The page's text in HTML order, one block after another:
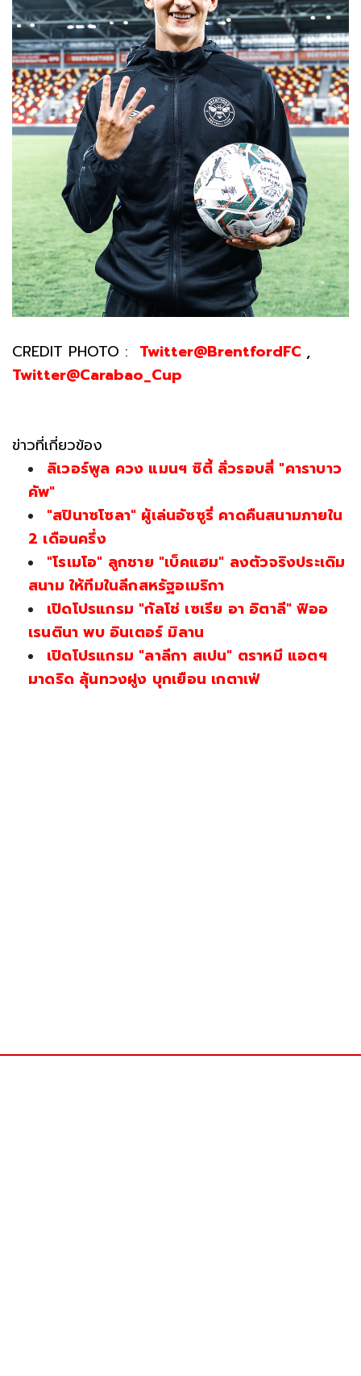
CREDIT PHOTO : Twitter@BrentfordFC ,
Twitter@Carabao_Cup
ข่าวที่เกี่ยวข้อง
ลิเวอร์พูล ควง แมนฯ ซิตี้ ลิ่วรอบสี่ "คาราบาว
คัพ"
"สปินาซโซลา" ผู้เล่นอัซซูรี่ คาดคืนสนามภายใน
2 เดือนครึ่ง
"โรเมโอ" ลูกชาย "เบ็คแฮม" ลงตัวจริงประเดิม
สนาม ให้ทีมในลีกสหรัฐอเมริกา
เปิดโปรแกรม "กัลโช่ เซเรีย อา อิตาลี" ฟิออ
เรนตินา พบ อินเตอร์ มิลาน
เปิดโปรแกรม "ลาลีกา สเปน" ตราหมี แอตฯ
มาดริด ลุ้นทวงฝูง บุกเยือน เกตาเฟ่